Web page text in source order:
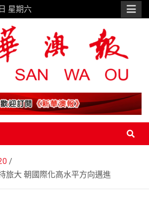
星期六
旅大 朝國際化高水平方向邁進